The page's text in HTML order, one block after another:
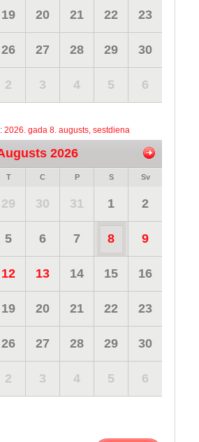
19 20 21 22 23
26 27 28 29 30
2 3 4 5 6
2026. gada 8. augusts, sestdiena
2026
T C P S Sv
29 30 31 1 2
5 6 7 8 9
12 13 14 15 16
19 20 21 22 23
26 27 28 29 30
2 3 4 5 6